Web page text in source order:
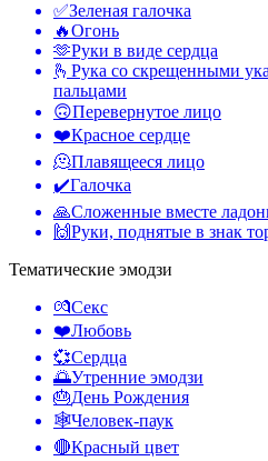
✅Зеленая галочка
🔥Огонь
🫶Руки в виде сердца
🫰 Рука со скрещенными
пальцами
🙃Перевернутое лицо
❤️Красное сердце
🫠Плавящееся лицо
✔️Галочка
🙏Сложенные вместе
🙌Руки, поднятые в знак
Тематические эмодзи
💏Секс
❤️Любовь
💞Сердца
🌅Утренние эмодзи
🎂День Рождения
🕸️Человек-паук
🔴Красный цвет